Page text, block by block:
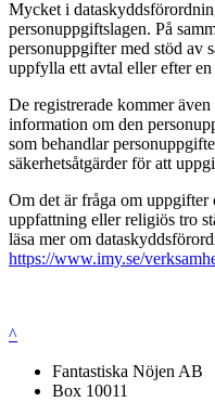
Mycket i
personuppgiftslagen. På
personuppgifter med stöd av
uppfylla ett avtal eller efter
De registrerade kommer
information om den
som behandlar
säkerhetsåtgärder för att
Om det är fråga om
uppfattning eller religiös tro
läsa mer om
https://www.imy.se/
^
Fantastiska Nöjen AB
Box 10011